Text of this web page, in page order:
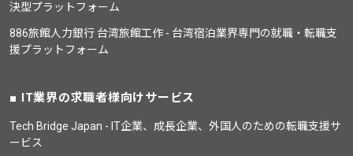
決型プラットフォーム
886旅館人力銀行 台湾旅館工作 - 台湾宿泊業界専門の就職・転職支
援プラットフォーム
IT業界の求職者様向けサービス
Tech Bridge Japan - IT企業、成長企業、外国人のための転職支援サ
ービス